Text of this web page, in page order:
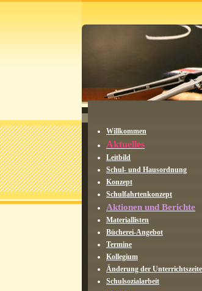
Willkommen
Aktuelles
Leitbild
Schul- und Hausordnung
Konzept
Schulfahrtenkonzept
Aktionen und Berichte
Materiallisten
Bücherei-Angebot
Termine
Kollegium
Änderung der
Schulsozialarbeit